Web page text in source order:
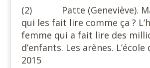
(2) Patte (Geneviève).
qui les fait lire comme ça ?
femme qui a fait lire des
d’enfants. Les arènes.
2015